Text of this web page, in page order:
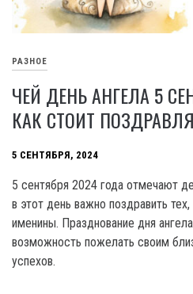
РАЗНОЕ
ЧЕЙ ДЕНЬ АНГЕЛА 5
КАК СТОИТ
5 СЕНТЯБРЯ, 2024
5 сентября 2024 года отмечают
в этот день важно поздравить
именины. Празднование дня
возможность пожелать своим
успехов.